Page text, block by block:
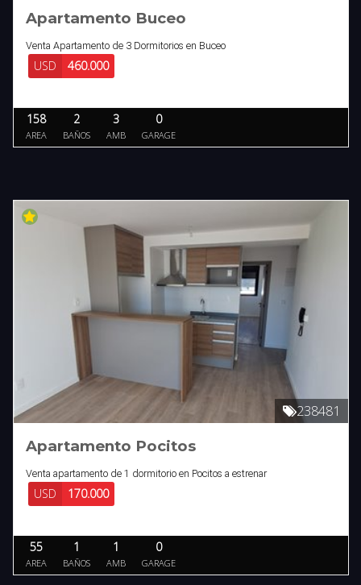
Apartamento Buceo
Venta Apartamento de 3 Dormitorios en Buceo
USD 460.000
158
AREA
2
BAÑOS
3
AMB
0
GARAGE
238481
Apartamento Pocitos
Venta apartamento de 1 dormitorio en Pocitos a estrenar
USD 170.000
55
AREA
1
BAÑOS
1
AMB
0
GARAGE